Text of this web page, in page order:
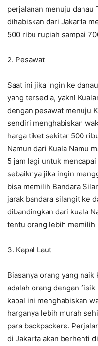
perjalanan menuju danau
dihabiskan dari Jakarta
500 ribu rupiah sampai
2. Pesawat
Saat ini jika ingin ke
yang tersedia, yakni
dengan pesawat menuju
sendiri menghabiskan
harga tiket sekitar 500
Namun dari Kuala Namu
5 jam lagi untuk
sebaiknya jika ingin
bisa memilih Bandara
jarak bandara silangit ke
dibandingkan dari kuala
tentu orang lebih memilih
3. Kapal Laut
Biasanya orang yang naik
adalah orang dengan fisik
kapal ini menghabiskan
harganya lebih murah
para backpackers.
di Jakarta akan berhenti